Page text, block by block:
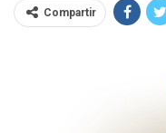
Compartir